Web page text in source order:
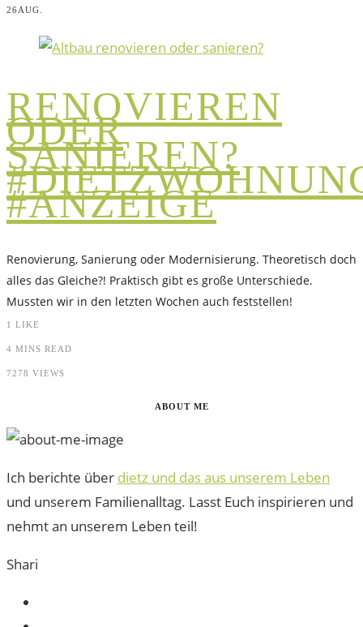
26AUG.
RENOVIEREN
ODER
SANIEREN?
#ANZEIGE
Renovierung, Sanierung oder Modernisierung. Theoretisch doch
alles das Gleiche?! Praktisch gibt es große Unterschiede.
Mussten wir in den letzten Wochen auch feststellen!
1 LIKE
4 MINS READ
7278 VIEWS
ABOUT ME
Ich berichte über dietz und das aus unserem Leben
und unserem Familienalltag. Lasst Euch inspirieren und
nehmt an unserem Leben teil!
Shari